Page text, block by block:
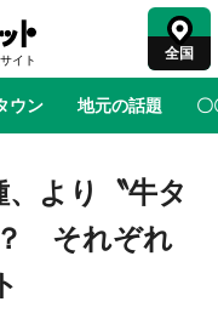
全国
ウン 地元の話題 〇
りがとう 物語がはじ
と神奈川県の3度目コ
「小児がん」学べる
より〝牛タ
それぞれ